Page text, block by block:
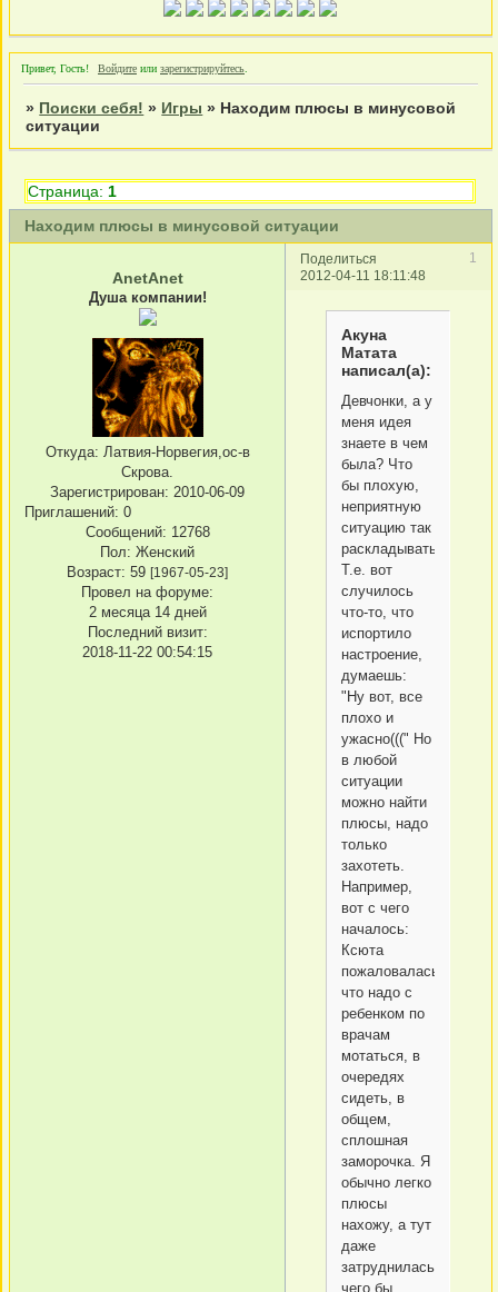
Привет, Гость! Войдите или зарегистрируйтесь
» Поиски себя! » Игры » Находим плюсы в минусовой
ситуации
Находим плюсы в минусовой ситуации
Страница: 1
Поделиться
1
2012-04-11 18:11:48
AnetAnet
Душа компании!
Откуда: Латвия-Норвегия,ос-в
Скрова.
Зарегистрирован: 2010-06-09
Приглашений: 0
Сообщений: 12768
Пол: Женский
Возраст: 59 [1967-05-23]
Провел на форуме:
2 месяца 14 дней
Последний визит:
2018-11-22 00:54:15
Акуна
Матата
написал(а):
Девчонки, а у
меня идея
знаете в чем
была? Что
бы плохую,
неприятную
ситуацию так
раскладывать.
Т.е. вот
случилось
что-то, что
испортило
настроение,
думаешь:
"Ну вот, все
плохо и
ужасно(((" Но
в любой
ситуации
можно найти
плюсы, надо
только
захотеть.
Например,
вот с чего
началось:
Ксюта
пожаловалась,
что надо с
ребенком по
врачам
мотаться, в
очередях
сидеть, в
общем,
сплошная
заморочка. Я
обычно легко
плюсы
нахожу, а тут
даже
затруднилась,
чего бы